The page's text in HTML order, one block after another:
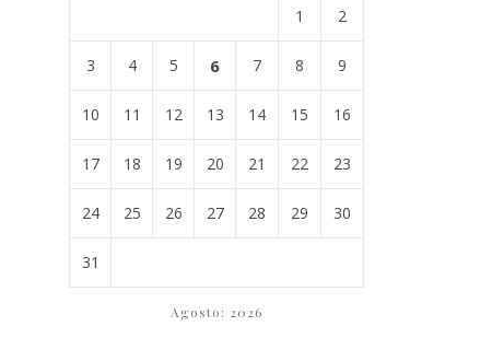
Agosto: 2026
1 2
3 4 5 6 7 8 9
10 11 12 13 14 15 16
17 18 19 20 21 22 23
24 25 26 27 28 29 30
31